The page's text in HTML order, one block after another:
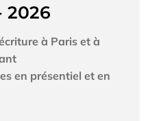
2026
à Paris et à
en présentiel et en